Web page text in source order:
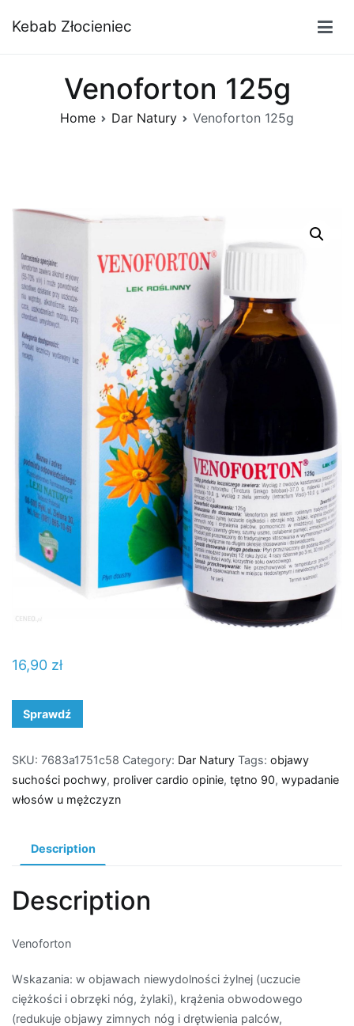
doKebab Złocieniec
Venoforton 125g
Home Dar Natury Venoforton 125g
16,90 zł
Sprawdź
SKU: 7683a1751c58 Category: Dar Natury Tags: objawy
suchości pochwy, proliver cardio opinie, tętno 90, wypadanie
włosów u mężczyzn
Description
Description
Venoforton
Wskazania: w objawach niewydolności żylnej (uczucie
ciężkości i obrzęki nóg, żylaki), krążenia obwodowego
(redukuje objawy zimnych nóg i drętwienia palców,